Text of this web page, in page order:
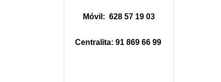
Móvil: 628 57 19 03
Centralita: 91 869 66 99